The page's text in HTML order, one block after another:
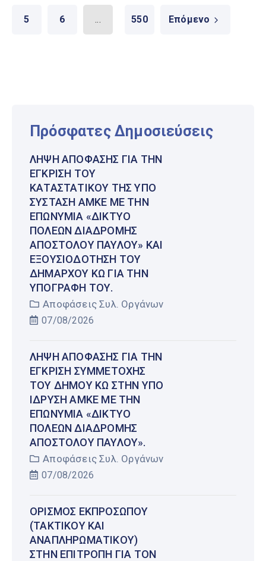
5 6 ... 550 Επόμενο
Πρόσφατες Δημοσιεύσεις
ΛΉΨΗ ΑΠΌΦΑΣΗΣ ΓΙΑ ΤΗΝ
ΈΓΚΡΙΣΗ ΤΟΥ
ΚΑΤΑΣΤΑΤΙΚΟΎ ΤΗΣ ΥΠΌ
ΣΎΣΤΑΣΗ ΑΜΚΕ ΜΕ ΤΗΝ
ΕΠΩΝΥΜΊΑ «ΔΊΚΤΥΟ
ΠΌΛΕΩΝ ΔΙΑΔΡΟΜΉΣ
ΑΠΟΣΤΌΛΟΥ ΠΑΎΛΟΥ» ΚΑΙ
ΕΞΟΥΣΙΟΔΌΤΗΣΗ ΤΟΥ
ΔΗΜΆΡΧΟΥ ΚΩ ΓΙΑ ΤΗΝ
ΥΠΟΓΡΑΦΉ ΤΟΥ.
Αποφάσεις Συλ. Οργάνων
07/08/2026
ΛΉΨΗ ΑΠΌΦΑΣΗΣ ΓΙΑ ΤΗΝ
ΈΓΚΡΙΣΗ ΣΥΜΜΕΤΟΧΉΣ
ΤΟΥ ΔΉΜΟΥ ΚΩ ΣΤΗΝ ΥΠΌ
ΊΔΡΥΣΗ ΑΜΚΕ ΜΕ ΤΗΝ
ΕΠΩΝΥΜΊΑ «ΔΊΚΤΥΟ
ΠΌΛΕΩΝ ΔΙΑΔΡΟΜΉΣ
ΑΠΟΣΤΌΛΟΥ ΠΑΎΛΟΥ».
Αποφάσεις Συλ. Οργάνων
07/08/2026
ΟΡΙΣΜΌΣ ΕΚΠΡΟΣΏΠΟΥ
(ΤΑΚΤΙΚΟΎ ΚΑΙ
ΑΝΑΠΛΗΡΩΜΑΤΙΚΟΎ)
ΣΤΗΝ ΕΠΙΤΡΟΠΉ ΓΙΑ ΤΟΝ